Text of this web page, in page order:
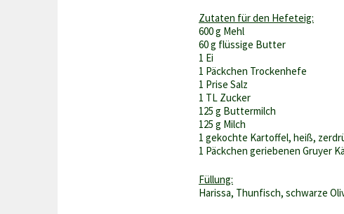
Zutaten für den Hefeteig:
600 g Mehl
60 g flüssige Butter
1 Ei
1 Päckchen Trockenhefe
1 Prise Salz
1 TL Zucker
125 g Buttermilch
125 g Milch
1 gekochte Kartoffel, heiß,
1 Päckchen geriebenen Gruyer
Füllung:
Harissa, Thunfisch, schwarze